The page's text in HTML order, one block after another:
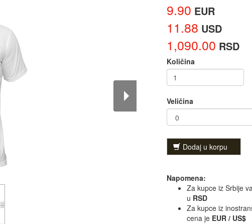
9.90 EUR
11.88 USD
1,090.00 RSD
Količina
Veličina
Dodaj u korpu
Napomena:
Za kupce iz Srbije
u RSD
Za kupce iz
cena je EUR / US$